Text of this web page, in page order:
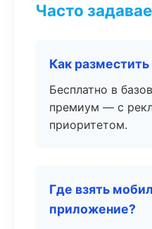
Часто
Как
Бесплатно в
премиум — с
приоритетом.
Где взять
приложение?